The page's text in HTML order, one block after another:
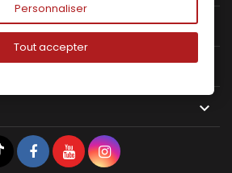



Personnaliser
Tout accepter